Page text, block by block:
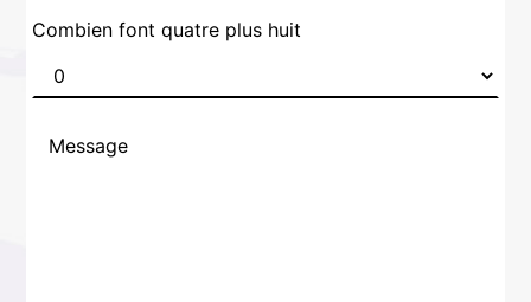
Combien font quatre plus huit